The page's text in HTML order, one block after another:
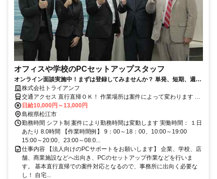
オフィスや学校のPCセットアップスタッフ
オンライン面談実施中！まずは登録してみませんか？ 単発、短期、週
1、平日のみ、土日のみ…全部OK！のレア求人です
株式会社トライアンフ
交通アクセス 直行直帰ＯＫ！ 作業場所は案件によって変わります 交
通費100％支給◎ 四国オフィス：〒760-0052 香川県高松市瓦町1-9-
20 片山第2ビル 502号
日給10,000円～13,000円
島根県松江市
勤務時間 シフト制 案件により勤務時間は変動します 実働時間： １日
あたり 8.0時間 【作業時間例】 9：00～18：00、10:00～19:00
15:00～20:00、23:00～08:0...
仕事内容 【法人向けのPCサポートをお願いします】 企業、学校、店
舗、商業施設などへ出向き、PCのセットアップ作業などを行いま
す。 基本直行直帰での案件対応となるので、事務所に出向く必要な
し！ 自宅...